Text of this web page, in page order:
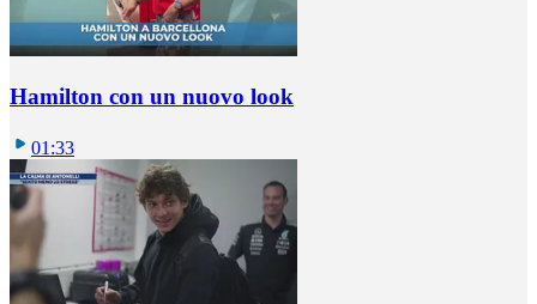
Hamilton con un nuovo look
01:33